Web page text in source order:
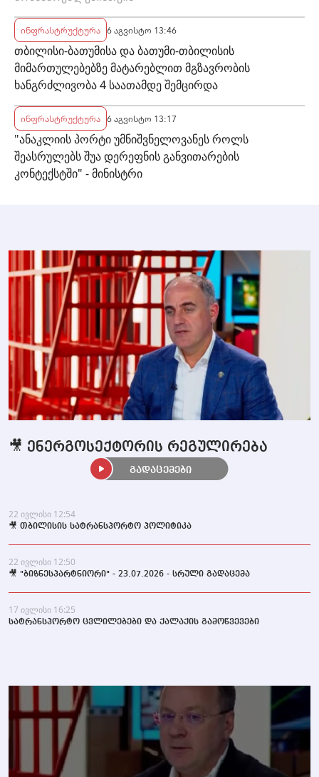
ინფრასტრუქტურა 6 აგვისტო 13:46
თბილისი-ბათუმისა და ბათუმი-თბილისის
მიმართულებებზე მატარებლით მგზავრობის
ხანგრძლივობა 4 საათამდე შემცირდა
ინფრასტრუქტურა 6 აგვისტო 13:17
"ანაკლიის პორტი უმნიშვნელოვანეს როლს
შეასრულებს შუა დერეფნის განვითარების
კონტექსტში" - მინისტრი
22 ივლისი 12:54
🎥 თბილისის სატრანსპორტო პოლიტიკა
22 ივლისი 12:50
🎥 "ბიზნესპარტნიორი" - 23.07.2026 - სრული გადაცემა
17 ივლისი 16:25
სატრანსპორტო ცვლილებები და ქალაქის გამოწვევები
🎥 ენერგოსექტორის რეგულირება
გადაცემები